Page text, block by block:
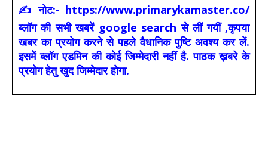
✍ नोट:- https://www.primarykamaster.co/
ब्लॉग की सभी खबरें google search से लीं गयीं ,कृपया
खबर का प्रयोग करने से पहले वैधानिक पुष्टि अवश्य कर लें.
इसमें ब्लॉग एडमिन की कोई जिम्मेदारी नहीं है. पाठक ख़बरे के
प्रयोग हेतु खुद जिम्मेदार होगा.